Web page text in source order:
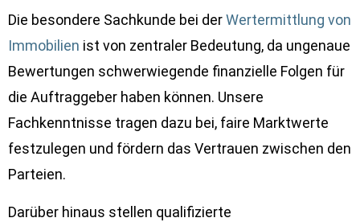
Die besondere Sachkunde bei derWertermittlung von
Immobilien ist von zentraler Bedeutung, da ungenaue
Bewertungen schwerwiegende finanzielle Folgen für
die Auftraggeber haben können. Unsere
Fachkenntnisse tragen dazu bei, faire Marktwerte
festzulegen und fördern das Vertrauen zwischen den
Parteien.
Darüber hinaus stellen qualifizierte